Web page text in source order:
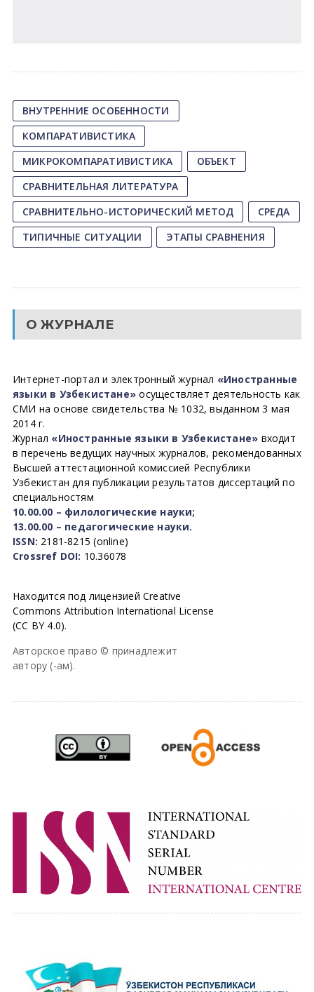
ВНУТРЕННИЕ ОСОБЕННОСТИ
КОМПАРАТИВИСТИКА
МИКРОКОМПАРАТИВИСТИКА
ОБЪЕКТ
СРАВНИТЕЛЬНАЯ ЛИТЕРАТУРА
СРАВНИТЕЛЬНО-ИСТОРИЧЕСКИЙ МЕТОД
СРЕДА
ТИПИЧНЫЕ СИТУАЦИИ
ЭТАПЫ СРАВНЕНИЯ
О ЖУРНАЛЕ
Интернет-портал и электронный журнал «Иностранные
языки в Узбекистане» осуществляет деятельность как
СМИ на основе свидетельства № 1032, выданном 3 мая
2014 г.
Журнал «Иностранные языки в Узбекистане» входит
в перечень ведущих научных журналов, рекомендованных
Высшей аттестационной комиссией Республики
Узбекистан для публикации результатов диссертаций по
специальностям
10.00.00 – филологические науки;
13.00.00 – педагогические науки.
ISSN: 2181-8215 (online)
Crossref DOI: 10.36078
Находится под лицензией Creative
Commons Attribution International License
(CC BY 4.0).
Авторское право © принадлежит
автору (-ам).